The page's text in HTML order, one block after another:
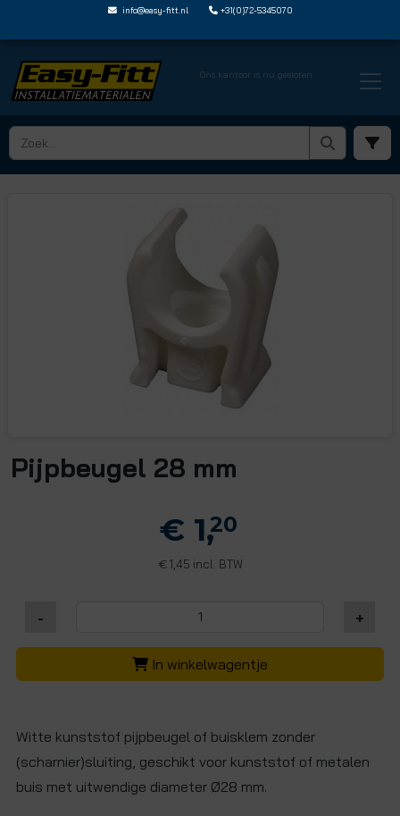
info@easy-fitt.nl +31(0)72-5345070
Ons kantoor is nu gesloten
HOME › BUISBEVESTIGING › PIJPBEUGELS ZONDER SLUITING › JG RK28
Pijpbeugel 28 mm
€ 1,20
€1,45 incl. BTW
- +
In winkelwagentje
Witte kunststof pijpbeugel of buisklem zonder
(scharnier)sluiting, geschikt voor kunststof of metalen
buis met uitwendige diameter Ø28 mm.